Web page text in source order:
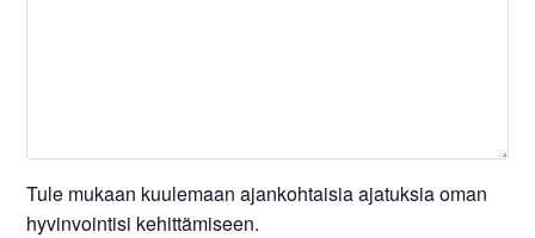
Tule mukaan kuulemaan ajankohtaisia ajatuksia oman
hyvinvointisi kehittämiseen.